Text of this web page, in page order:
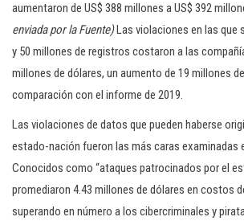
aumentaron de US$ 388 millones a US$ 392
enviada por la Fuente)Las violaciones en las que
y 50 millones de registros costaron a las
millones de dólares, un aumento de 19 millones
comparación con el informe de 2019.
Las violaciones de datos que pueden haberse
estado-nación fueron las más caras examinadas
Conocidos como “ataques patrocinados por el
promediaron 4.43 millones de dólares en costos
superando en número a los cibercriminales y